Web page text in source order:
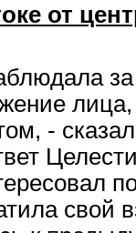
от
-
свой